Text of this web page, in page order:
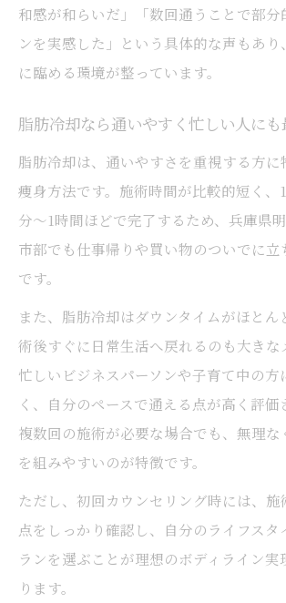
和感が和らいだ」「数回通うことで部分
ンを実感した」という具体的な声もあ
に臨める環境が整っています。
脂肪冷却なら通いやすく忙しい人にも
脂肪冷却は、通いやすさを重視する方に
痩身方法です。施術時間が比較的短く、
分〜1時間ほどで完了するため、兵庫県
市部でも仕事帰りや買い物のついでに立
です。
また、脂肪冷却はダウンタイムがほとん
術後すぐに日常生活へ戻れるのも大きな
忙しいビジネスパーソンや子育て中の方
く、自分のペースで通える点が高く評価
複数回の施術が必要な場合でも、無理な
を組みやすいのが特徴です。
ただし、初回カウンセリング時には、
点をしっかり確認し、自分のライフス
ランを選ぶことが理想のボディライン実
ります。